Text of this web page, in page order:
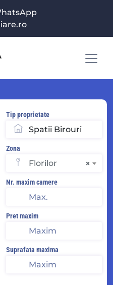
Tip proprietate
Zona
×
Florilor
Nr. maxim camere
Pret maxim
Suprafata maxima